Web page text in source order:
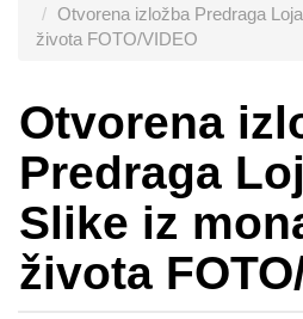
Otvorena izložba Predraga
života FOTO/VIDEO
Otvorena
Predraga
Slike iz
života